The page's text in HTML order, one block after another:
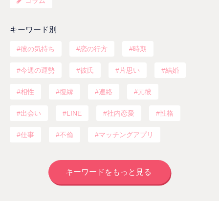
キーワード別
彼の気持ち 恋の行方 時期
今週の運勢 彼氏 片思い 結婚
相性 復縁 連絡 元彼
出会い LINE 社内恋愛 性格
仕事 不倫 マッチングアプリ
キーワードをもっと見る